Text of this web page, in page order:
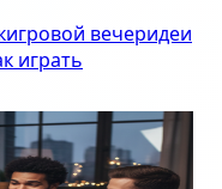
игровой вечеридеи
играть